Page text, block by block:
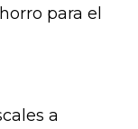
para el
a